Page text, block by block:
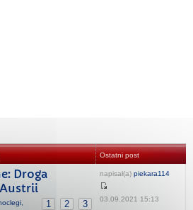
Ostatni post
Droga
1 2 3
napisał(a) piekara114
03.09.2021 15:13